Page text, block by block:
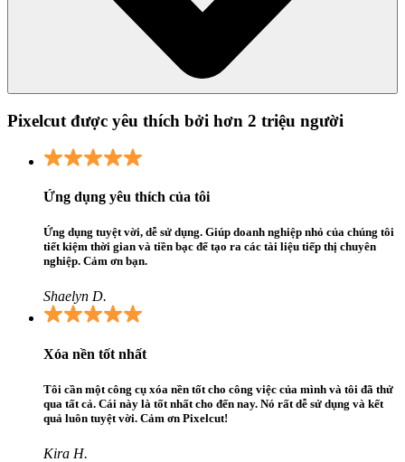
Pixelcut được yêu thích bởi hơn 2 triệu người
Ứng dụng yêu thích của tôi
Ứng dụng tuyệt vời, dễ sử dụng. Giúp doanh nghiệp nhỏ của chúng tôi
tiết kiệm thời gian và tiền bạc để tạo ra các tài liệu tiếp thị chuyên
nghiệp. Cảm ơn bạn.
Shaelyn D.
Xóa nền tốt nhất
Tôi cần một công cụ xóa nền tốt cho công việc của mình và tôi đã thử
qua tất cả. Cái này là tốt nhất cho đến nay. Nó rất dễ sử dụng và kết
quả luôn tuyệt vời. Cảm ơn Pixelcut!
Kira H.